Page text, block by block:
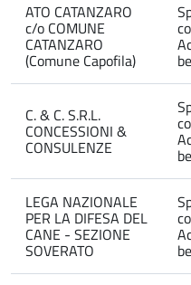
ATO CATANZARO
c/o COMUNE
CATANZARO
(Comune Capofila)
C. & C. S.R.L.
CONCESSIONI &
CONSULENZE
LEGA NAZIONALE
PER LA DIFESA DEL
CANE - SEZIONE
SOVERATO